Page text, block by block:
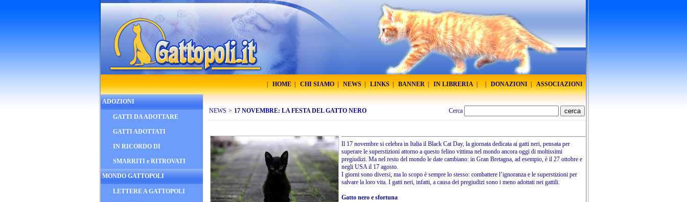
HOME CHI SIAMO NEWS LINKS BANNER IN LIBRERIA DONAZIONI ASSOCIAZIONI
ADOZIONI
GATTI DA ADOTTARE
GATTI ADOTTATI
IN RICORDO DI
SMARRITI e RITROVATI
MONDO GATTOPOLI
LETTERE A GATTOPOLI
NEWS > 17 NOVEMBRE: LA FESTA DEL GATTO NERO Cerca
Il 17 novembre si celebra in Italia il Black Cat Day, la giornata dedicata ai gatti neri, pensata per
superare le superstizioni attorno a questo felino vittima nel mondo ancora oggi di moltissimi
pregiudizi. Ma nel resto del mondo le date cambiano: in Gran Bretagna, ad esempio, è il 27 ottobre e
negli USA il 17 agosto.
I giorni sono diversi, ma lo scopo è sempre lo stesso: combattere l’ignoranza e le superstizioni per
salvare la loro vita. I gatti neri, infatti, a causa dei pregiudizi sono i meno adottati nei gattili.
Gatto nero e sfortuna